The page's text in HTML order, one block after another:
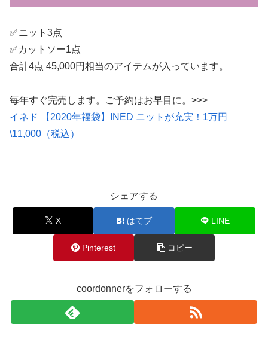
✅ニット3点
✅カットソー1点
合計4点 45,000円相当のアイテムが入っています。
毎年すぐ完売します。ご予約はお早目に。>>>
イネド 【2020年福袋】INED ニットが充実！1万円
\11,000（税込）
シェアする
X はてブ LINE
Pinterest コピー
coordonnerをフォローする